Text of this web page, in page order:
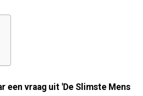
een vraag uit 'De Slimste Mens